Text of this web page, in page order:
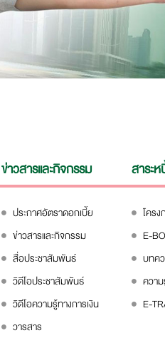
ข่าวสารและกิจกรรม
ประกาศอัตราดอกเบี้ย
ข่าวสารและกิจกรรม
สื่อประชาสัมพันธ์
วิดีโอประชาสัมพันธ์
วิดีโอความรู้ทางการเงิน
วารสาร
สาระ
โคร
E-
บทค
ควา
E-